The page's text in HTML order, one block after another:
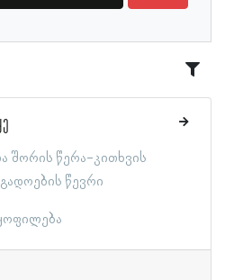
შორის წერა-კითხვის
წევრი